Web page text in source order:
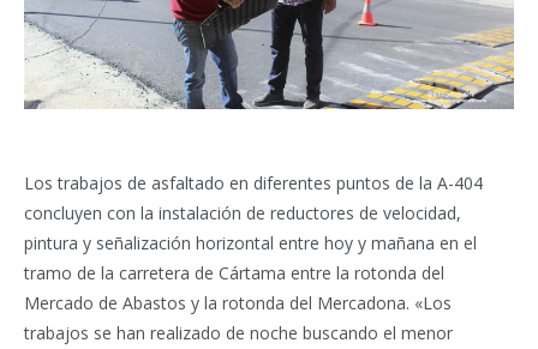
Los trabajos de asfaltado en diferentes puntos de la A-404
concluyen con la instalación de reductores de velocidad,
pintura y señalización horizontal entre hoy y mañana en el
tramo de la carretera de Cártama entre la rotonda del
Mercado de Abastos y la rotonda del Mercadona. «Los
trabajos se han realizado de noche buscando el menor